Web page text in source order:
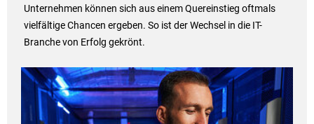
Unternehmen können sich aus einem Quereinstieg oftmals
vielfältige Chancen ergeben. So ist der Wechsel in die IT-
Branche von Erfolg gekrönt.